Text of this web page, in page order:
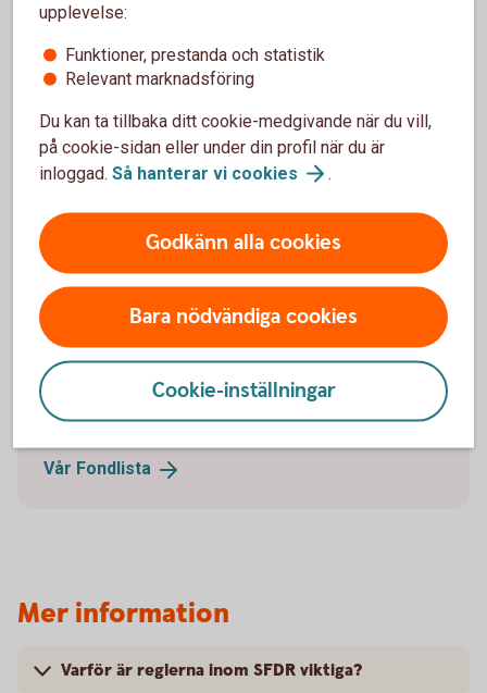
väljer vilka områden som är speciellt viktiga för dig.
Vi hjälper dig hitta fonder som möter dina önskemål.
Finansiella produkter som undviker negativa
konsekvenser
Så hittar du hållbara fonder
Under fliken Hållbarhet finns flera hållbarhetsmått så
att du själv kan jämföra och göra hållbara val.
1. Gå till vår fondlista
2. Klicka på "Hållbarhet"
Vår Fondlista
Mer information
Varför är reglerna inom SFDR viktiga?
upplevelse:
Funktioner, prestanda och statistik
Relevant marknadsföring
Du kan ta tillbaka ditt cookie-medgivande när du vill,
på cookie-sidan eller under din profil när du är
inloggad. Så hanterar vi cookies .
Godkänn alla cookies
Bara nödvändiga cookies
Cookie-inställningar